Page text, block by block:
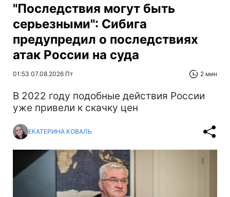
"Последствия могут быть
серьезными": Сибига
предупредил о последствиях
атак России на суда
01:53 07.08.2026 Пт 2 мин
В 2022 году подобные действия России
уже привели к скачку цен
ЕКАТЕРИНА КОВАЛЬ